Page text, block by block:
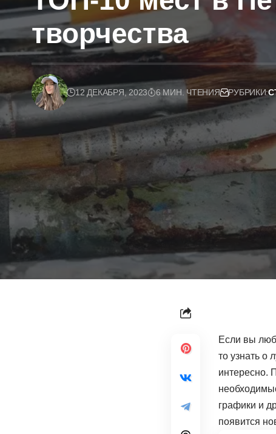
творчества
12 ДЕКАБРЯ, 2023 6 МИН. ЧТЕНИЯ РУБРИКИ:
Если вы
то узнать о
интересно.
графики и
появится